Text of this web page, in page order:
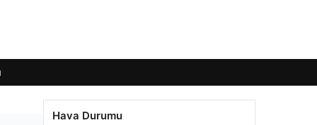
Hava Durumu